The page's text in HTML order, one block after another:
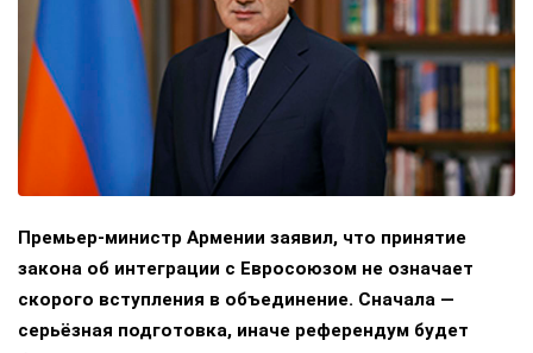
Премьер-министр Армении заявил, что принятие
закона об интеграции с Евросоюзом не означает
скорого вступления в объединение. Сначала —
серьёзная подготовка, иначе референдум будет